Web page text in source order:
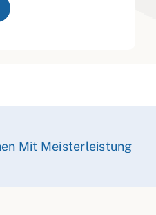
Mit Meisterleistung